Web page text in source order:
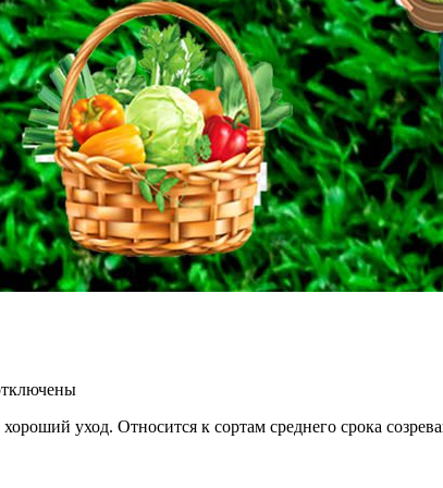
уход. Относится к сортам среднего срока